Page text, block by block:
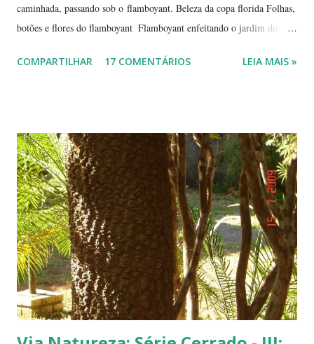
caminhada, passando sob o flamboyant. Beleza da copa florida Folhas,
botões e flores do flamboyant Flamboyant enfeitando o jardim do
fachada do TJ. Flores e galhos retorcidos do flamboyant. Flores do
árvores dando as boas vindas na entrada de uma lanchonete, na
rodovia que liga Goiânia a Brasília ( Lanchonete Jerivá ).
Flamboyants do Jerivá Flamboyant amarelo - Este está em Brasília,
logo depois da Ponte das Garças - conhecida como 'a ponte do
(Conjunto Comercial) Gilberto Salomão', no sentid...
COMPARTILHAR 17 COMENTÁRIOS LEIA MAIS »